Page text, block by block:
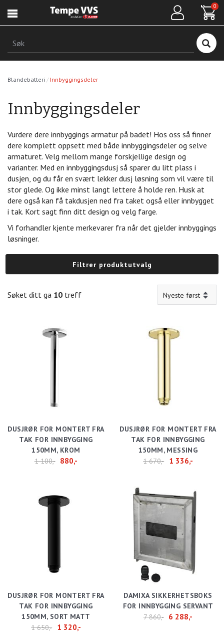
hovedinnhold
0
Søk
Blandebatteri Innbyggingsdeler
Innbyggingsdeler
Vurdere dere innbyggings armatur på badet! Hos oss så finner
dere komplett oppsett med både innbyggingsdeler og selve
armaturet. Velg mellom mange forskjellige design og
varianter. Med en innbyggingsdusj så sparer du litt plass i
dusjen, og du får en svært lekker dusj løsning som vil være til
stor glede. Og ikke minst langt lettere å holde ren. Husk at
dere også kan få takdusjen ned fra taket også eller innbygget
i tak. Kort sagt finn ditt design og velg farge.
Vi forhandler kjente merkevarer fra når det gjelder innbyggings
løsninger.
Filtrer produktutvalg
Søket ditt ga 10 treff
DUSJRØR FOR MONTERT FRA
TAK FOR INNBYGGING
150MM, KROM
1 100,- 880,-
DUSJRØR FOR MONTERT FRA
TAK FOR INNBYGGING
150MM, MESSING
1 670,-
1 336,-
DUSJRØR FOR MONTERT FRA
TAK FOR INNBYGGING
150MM, SORT MATT
1 650,-
1 320,-
DAMIXA SIKKERHETSBOKS
FOR INNBYGGING SERVANT
7 860,- 6 288,-